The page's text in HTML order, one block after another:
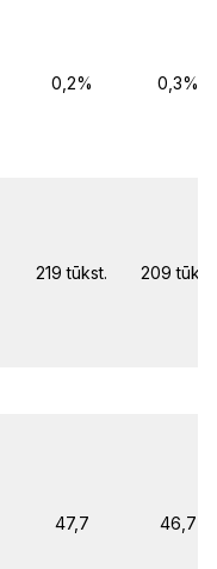
0,2% 0,3%
219 tūkst. 209 tūkst.
47,7 46,7